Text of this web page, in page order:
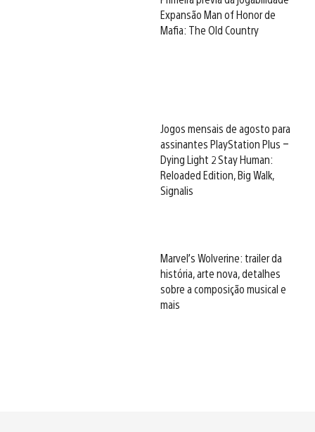
Expansão Man of Honor de
Mafia: The Old Country
Jogos mensais de agosto para
assinantes PlayStation Plus –
Dying Light 2 Stay Human:
Reloaded Edition, Big Walk,
Signalis
Marvel’s Wolverine: trailer da
história, arte nova, detalhes
sobre a composição musical e
mais